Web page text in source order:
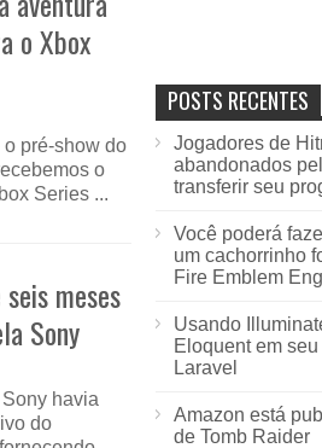
o Xbox
pré-show do
o
Series ...
meses
Sony
havia
do
POSTS RECENTES
Jogadores de
abandonados
transferir seu
Você poderá
um cachorrinho
Fire Emblem
Usando
Eloquent em
Laravel
Amazon está
de Tomb Raider